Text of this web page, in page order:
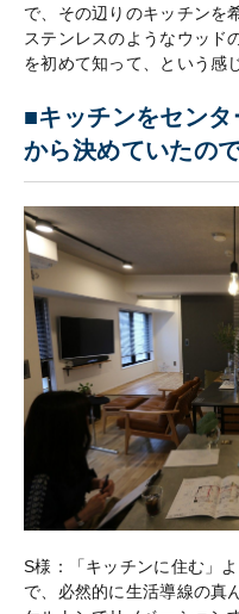
で、その辺りのキッチンを
ステンレスのようなウッド
を初めて知って、という感
■キッチンをセン
から決めていたの
S様：「キッチンに住む」
で、必然的に生活導線の真